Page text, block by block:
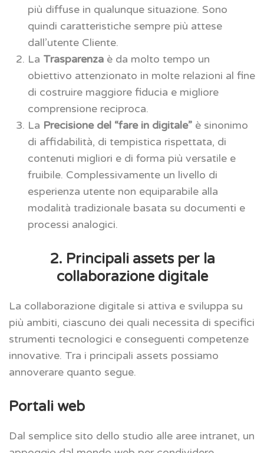
più diffuse in qualunque situazione. Sono
quindi caratteristiche sempre più attese
dall’utente Cliente.
La Trasparenza è da molto tempo un
obiettivo attenzionato in molte relazioni al fine
di costruire maggiore fiducia e migliore
comprensione reciproca.
La Precisione del “fare in digitale” è sinonimo
di affidabilità, di tempistica rispettata, di
contenuti migliori e di forma più versatile e
fruibile. Complessivamente un livello di
esperienza utente non equiparabile alla
modalità tradizionale basata su documenti e
processi analogici.
2. Principali assets per la
collaborazione digitale
La collaborazione digitale si attiva e sviluppa su
più ambiti, ciascuno dei quali necessita di specifici
strumenti tecnologici e conseguenti competenze
innovative. Tra i principali assets possiamo
annoverare quanto segue.
Portali web
Dal semplice sito dello studio alle aree intranet, un